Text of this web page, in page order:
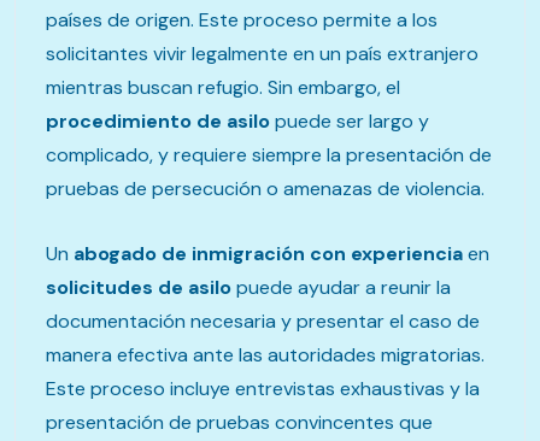
países de origen. Este proceso permite a los
solicitantes vivir legalmente en un país extranjero
mientras buscan refugio. Sin embargo, el
procedimiento de asilopuede ser largo y
complicado, y requiere siempre la presentación de
pruebas de persecución o amenazas de violencia.
Un abogado de inmigración con experienciaen
solicitudes de asilopuede ayudar a reunir la
documentación necesaria y presentar el caso de
manera efectiva ante las autoridades migratorias.
Este proceso incluye entrevistas exhaustivas y la
presentación de pruebas convincentes que